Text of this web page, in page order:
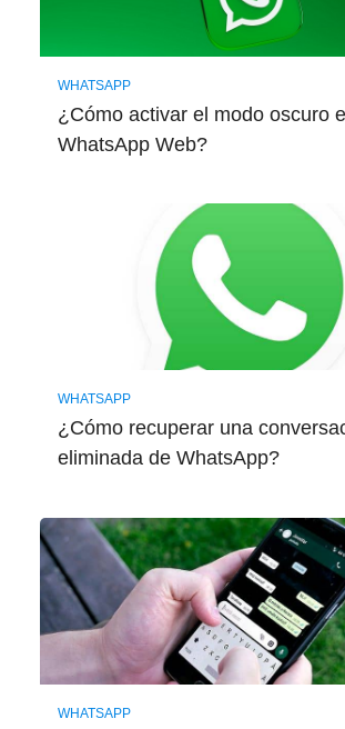
WHATSAPP
¿Cómo activar el modo oscuro
WhatsApp Web?
WHATSAPP
¿Cómo recuperar una
eliminada de WhatsApp?
WHATSAPP